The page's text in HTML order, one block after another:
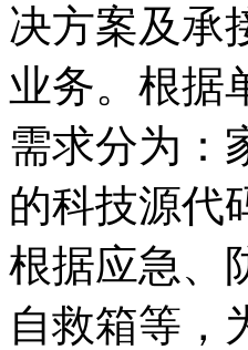
决方案及承
业务。根据
需求分为：
的科技源代
根据应急、
自救箱等，